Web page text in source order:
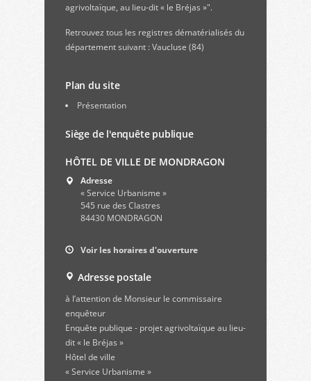
agrivoltaïque, au lieu-dit « le Bréjas »".
Retrouvez tous les registres dématérialisés du
département suivant : Vaucluse (84)
Plan du site
Présentation
Siège de l'enquête publique
HÔTEL DE VILLE DE MONDRAGON
Adresse
« Service Urbanisme »
545 rue des Clastres
84430 MONDRAGON
Voir les horaires d'ouverture
Adresse postale
à l’attention de Monsieur le commissaire
enquêteur
Enquête publique - projet agrivoltaïque au lieu-
dit « le Bréjas »
Hôtel de ville
« Service Urbanisme »